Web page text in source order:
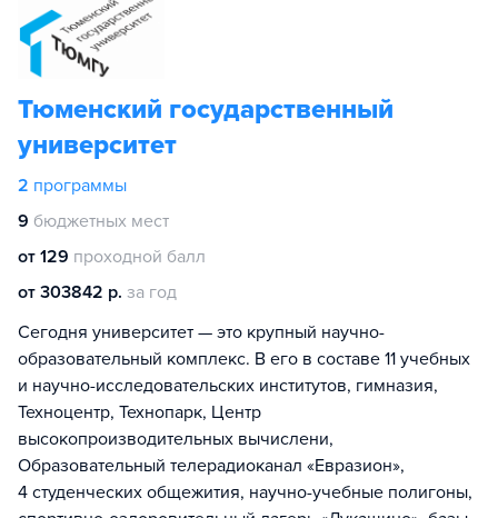
Тюменский государственный
университет
2 программы
9 бюджетных мест
от 129 проходной балл
от 303842 р. за год
Сегодня университет — это крупный научно-
образовательный комплекс. В его в составе 11 учебных
и научно-исследовательских институтов, гимназия,
Техноцентр, Технопарк, Центр
высокопроизводительных вычислени,
Образовательный телерадиоканал «Евразион»,
4 студенческих общежития, научно-учебные полигоны,